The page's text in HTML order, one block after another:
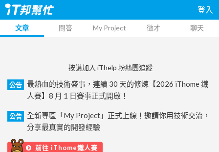
登入
文章 問答 My Project 徵才 聊天
按讚加入 iThelp 粉絲團追蹤
公告
最熱血的技術盛事，連續 30 天的修煉【2026 iThome 鐵
人賽】8 月 1 日賽事正式開啟！
公告
全新專區「My Project」正式上線！邀請你用技術交流，
分享最真實的開發經驗
前往 iThome鐵人賽